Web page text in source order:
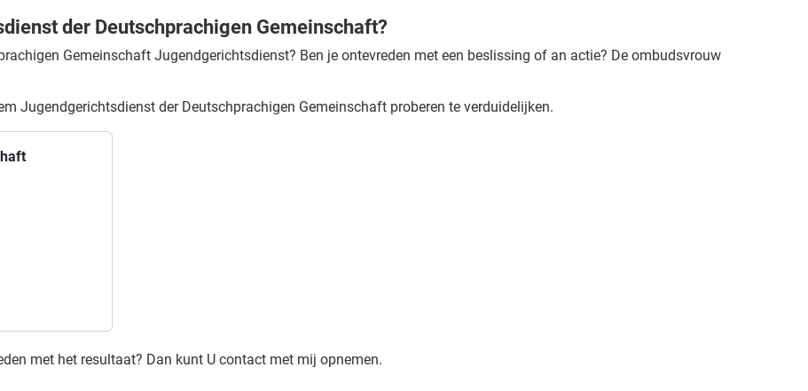
der Deutschprachigen Gemeinschaft?
Gemeinschaft Jugendgerichtsdienst? Ben je ontevreden met een beslissing of an actie? De ombudsvrouw
Jugendgerichtsdienst der Deutschprachigen Gemeinschaft proberen te verduidelijken.
met het resultaat? Dan kunt U contact met mij opnemen.